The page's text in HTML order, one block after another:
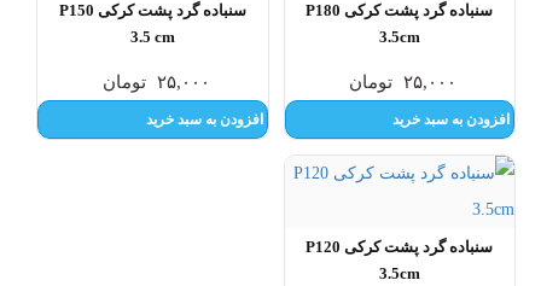
سنباده گرد پشت کرکی P180
3.5cm
تومان ۲۵,۰۰۰
افزودن به سبد خرید
سنباده گرد پشت کرکی P150
3.5 cm
تومان ۲۵,۰۰۰
افزودن به سبد خرید
سنباده گرد پشت کرکی P120
3.5cm